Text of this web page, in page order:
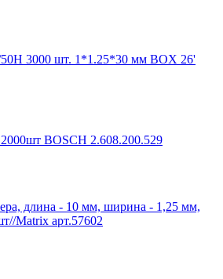
50H 3000 шт. 1*1.25*30 мм BOX 26'
BOSCH 2.608.200.529
длина - 10 мм, ширина - 1,25 мм,
Matrix арт.57602